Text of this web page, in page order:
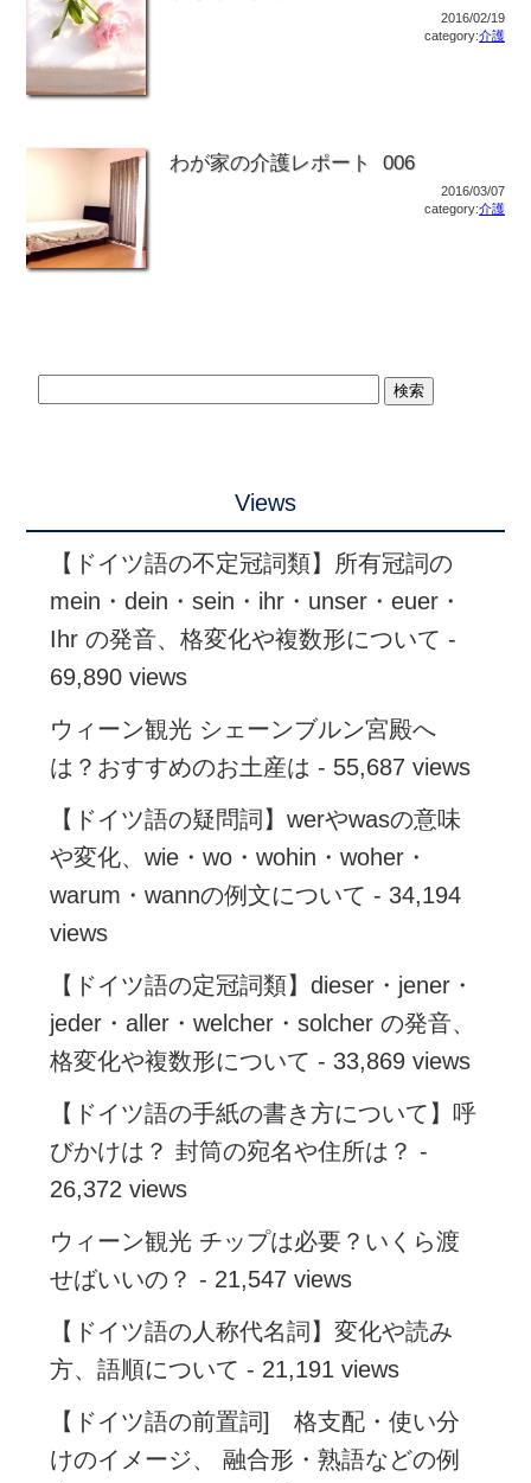
2016/02/19
category:介護
わが家の介護レポート 006
2016/03/07
category:介護
Views
【ドイツ語の不定冠詞類】所有冠詞の
mein・dein・sein・ihr・unser・euer・
Ihr の発音、格変化や複数形について -
69,890 views
ウィーン観光 シェーンブルン宮殿へ
は？おすすめのお土産は - 55,687 views
【ドイツ語の疑問詞】werやwasの意味
や変化、wie・wo・wohin・woher・
warum・wannの例文について - 34,194
views
【ドイツ語の定冠詞類】dieser・jener・
jeder・aller・welcher・solcher の発音、
格変化や複数形について - 33,869 views
【ドイツ語の手紙の書き方について】呼
びかけは？ 封筒の宛名や住所は？ -
26,372 views
ウィーン観光 チップは必要？いくら渡
せばいいの？ - 21,547 views
【ドイツ語の人称代名詞】変化や読み
方、語順について - 21,191 views
【ドイツ語の前置詞] 格支配・使い分
けのイメージ、 融合形・熟語などの例